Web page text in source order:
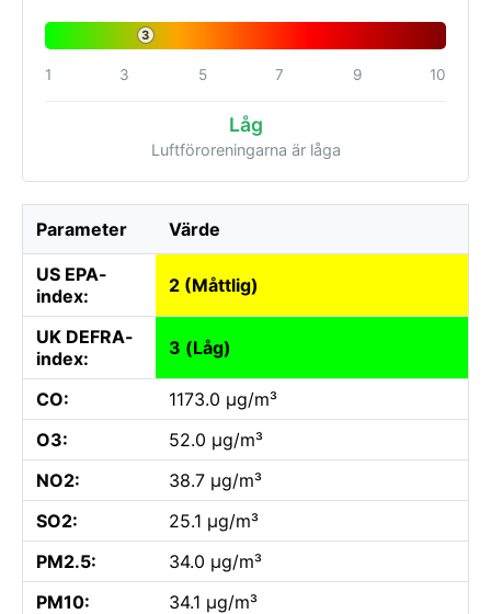
3
1 3 5 7 9 10
Låg
Luftföroreningarna är låga
Parameter Värde
US EPA-
index:
2 (Måttlig)
UK DEFRA-
index:
3 (Låg)
CO:
1173.0 µg/m³
O3:
52.0 µg/m³
NO2:
38.7 µg/m³
SO2:
25.1 µg/m³
PM2.5:
34.0 µg/m³
PM10:
34.1 µg/m³